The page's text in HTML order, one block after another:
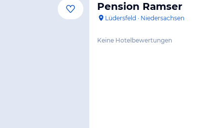
Pension Ramser
Lüdersfeld · Niedersachsen
Keine Hotelbewertungen